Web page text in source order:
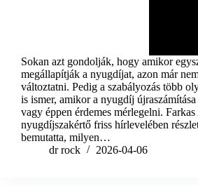
Sokan azt gondolják, hogy amikor
megállapítják a nyugdíjat, azon már
változtatni. Pedig a szabályozás több
is ismer, amikor a nyugdíj
vagy éppen érdemes mérlegelni.
nyugdíjszakértő friss hírlevelében
bemutatta, milyen…
dr rock
2026-04-06